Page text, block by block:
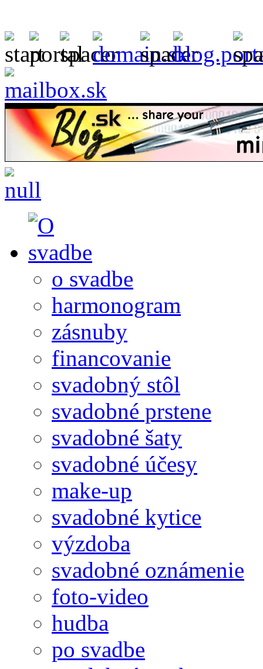
o svadbe
harmonogram
zásnuby
financovanie
svadobný stôl
svadobné prstene
svadobné šaty
svadobné účesy
make-up
svadobné kytice
výzdoba
svadobné oznámenie
foto-video
hudba
po svadbe